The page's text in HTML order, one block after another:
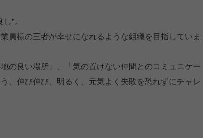
"。
員様の三者が幸せになれるような組織を目指していま
の良い場所」、「気の置けない仲間とのコミュニケー
、伸び伸び、明るく、元気よく失敗を恐れずにチャレ